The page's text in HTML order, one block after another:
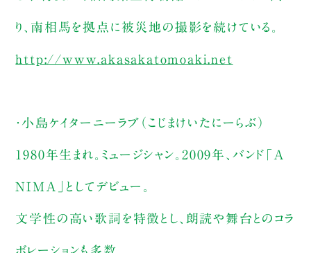
り、南相馬を拠点に被災地の撮影を続けている。
http://www.akasakatomoaki.net
・小島ケイターニーラブ（こじまけいたにーらぶ）
1980年生まれ。ミュージシャン。2009年、バンド「A
NIMA」としてデビュー。
文学性の高い歌詞を特徴とし、朗読や舞台とのコラ
ボレーションも多数。